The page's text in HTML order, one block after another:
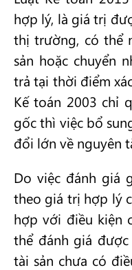
hợp lý, là giá trị
thị trường, có thể
sản hoặc chuyển
trả tại thời điểm
Kế toán 2003 chỉ
gốc thì việc bổ
đổi lớn về nguyên
Do việc đánh giá
theo giá trị hợp lý
hợp với điều kiện
thể đánh giá
tài sản chưa có